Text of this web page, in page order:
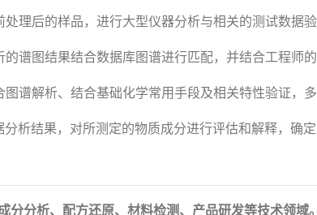
理后的样品，进行大型仪器分析与相关的测试数据
谱图结果结合数据库图谱进行匹配，并结合工程师
谱解析、结合基础化学常用手段及相关特性验证，多
析结果，对所测定的物质成分进行评估和解释，确
分分析、配方还原、材料检测、产品研发等技术领域。